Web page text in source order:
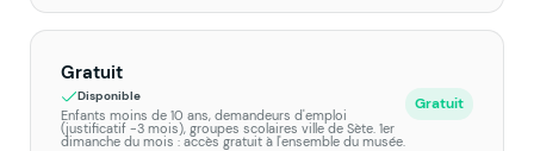
Gratuit
Disponible
Enfants moins de 10 ans, demandeurs d'emploi
(justificatif -3 mois), groupes scolaires ville de Sète. 1er
dimanche du mois : accès gratuit à l'ensemble du musée.
Gratuit